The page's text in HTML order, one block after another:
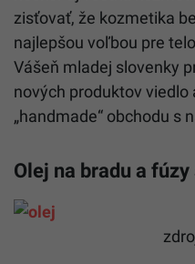
zisťovať, že kozmetika
najlepšou voľbou pre
Vášeň mladej slovenky
nových produktov
„handmade“ obchodu s
Olej na bradu a
zdroj